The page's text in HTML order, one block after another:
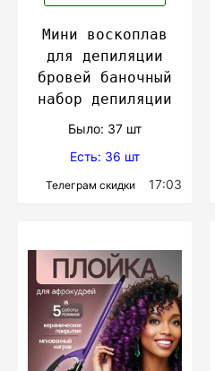
Мини воскоплав
для депиляции
бровей баночный
набор депиляции
Было: 37 шт
Есть: 36 шт
Телеграм скидки 17:03